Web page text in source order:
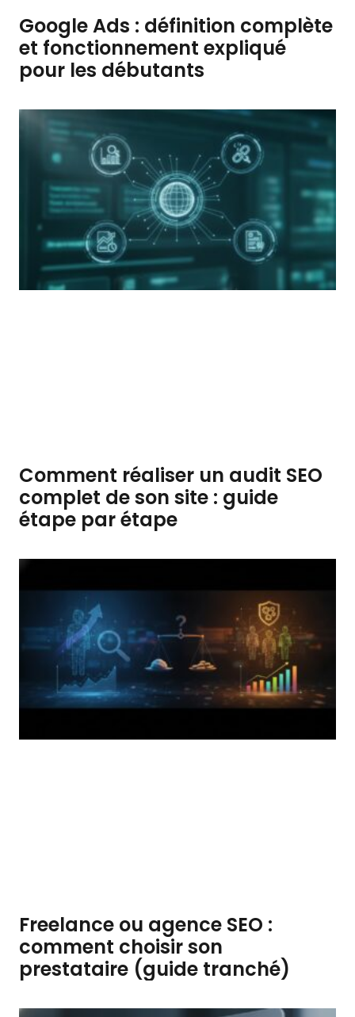
Google Ads : définition complète
et fonctionnement expliqué
pour les débutants
Comment réaliser un audit SEO
complet de son site : guide
étape par étape
Freelance ou agence SEO :
comment choisir son
prestataire (guide tranché)